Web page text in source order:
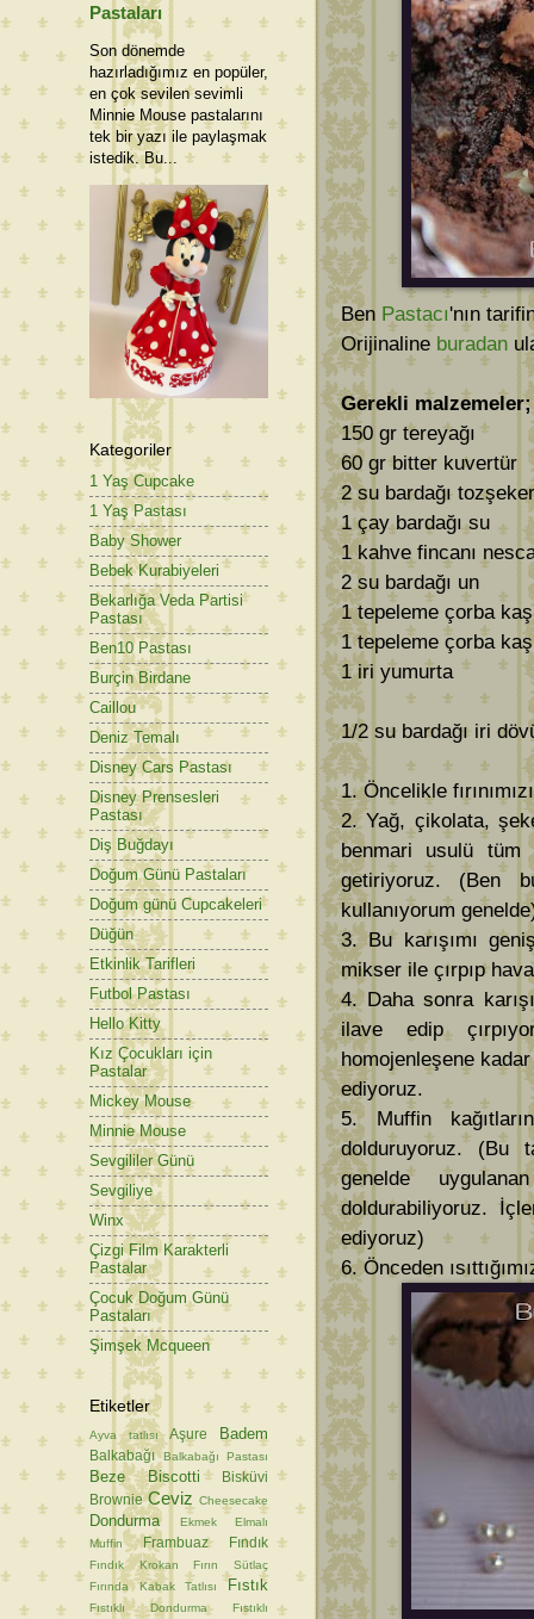
Ben Pastacı'nın
Orijinaline buradan
Gerekli malzemeler;
150 gr tereyağı
60 gr bitter kuvertür
2 su bardağı tozşeker
1 çay bardağı su
1 kahve fincanı
2 su bardağı un
1 tepeleme çorba
1 tepeleme çorba
1 iri yumurta
1/2 su bardağı iri
1. Öncelikle
2. Yağ, çikolata,
benmari usulü tüm
getiriyoruz. (Ben
kullanıyorum
3. Bu karışımı
mikser ile çırpıp
4. Daha sonra
ilave edip
homojenleşene
ediyoruz.
5. Muffin
dolduruyoruz. (Bu
genelde
doldurabiliyoruz.
ediyoruz)
6. Önceden
Pastaları
Son dönemde
hazırladığımız en popüler,
en çok sevilen sevimli
Minnie Mouse pastalarını
tek bir yazı ile paylaşmak
istedik. Bu...
Kategoriler
1 Yaş Cupcake
1 Yaş Pastası
Baby Shower
Bebek Kurabiyeleri
Bekarlığa Veda Partisi
Pastası
Ben10 Pastası
Burçin Birdane
Caillou
Deniz Temalı
Disney Cars Pastası
Disney Prensesleri
Pastası
Diş Buğdayı
Doğum Günü Pastaları
Doğum günü Cupcakeleri
Düğün
Etkinlik Tarifleri
Futbol Pastası
Hello Kitty
Kız Çocukları için
Pastalar
Mickey Mouse
Minnie Mouse
Sevgililer Günü
Sevgiliye
Winx
Çizgi Film Karakterli
Pastalar
Çocuk Doğum Günü
Pastaları
Şimşek Mcqueen
Etiketler
Ayva tatlısı Aşure Badem
Balkabağı Balkabağı Pastası
Beze Biscotti
Bisküvi
Brownie Ceviz Cheesecake
Dondurma Ekmek
Elmalı
Muffin
Frambuaz Fındık
Fındık Krokan
Fırın Sütlaç
Fırında Kabak Tatlısı
Fıstık
Fıstıklı Dondurma
Fıstıklı